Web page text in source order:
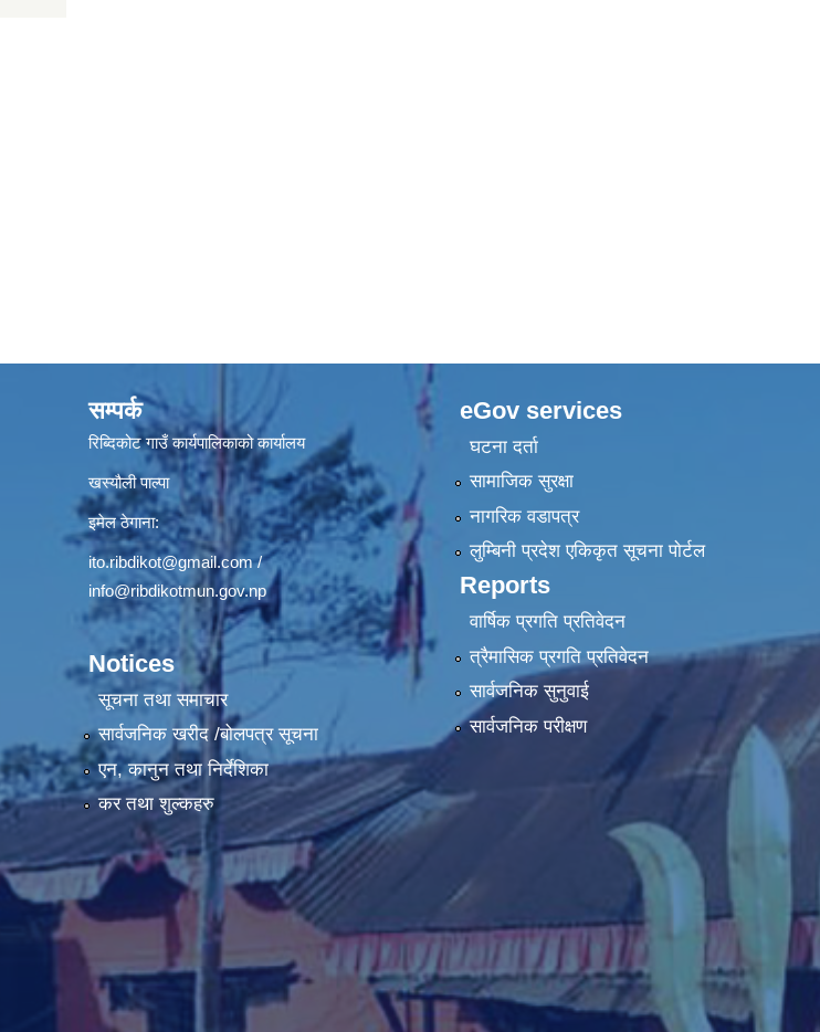
सम्पर्क
रिब्दिकोट गाउँ कार्यपालिकाको कार्यालय
खस्यौली पाल्पा
इमेल ठेगाना:
ito.ribdikot@gmail.com/
info@ribdikotmun.gov.np
Notices
सूचना तथा समाचार
सार्वजनिक खरीद /बोलपत्र सूचना
एन, कानुन तथा निर्देशिका
कर तथा शुल्कहरु
eGov services
घटना दर्ता
सामाजिक सुरक्षा
नागरिक वडापत्र
लुम्बिनी प्रदेश एकिकृत सूचना पाेर्टल
Reports
वार्षिक प्रगति प्रतिवेदन
त्रैमासिक प्रगति प्रतिवेदन
सार्वजनिक सुनुवाई
सार्वजनिक परीक्षण